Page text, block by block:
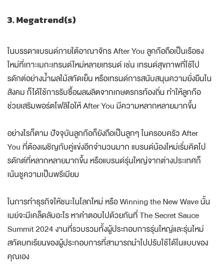
3. Megatrend(s)
ในบรรดาแบรนด์ภายใต้อาณาจักร After You ลูกก๊อถือเป็นเรือธง
ใหม่ที่เกาะเมกะเทรนด์ใหม่หลายเทรนด์ เช่น เทรนด์สุขภาพที่ใช้โป
รดักต์อย่างน้ำผลไม้สกัดเย็น หรือเทรนด์การสนับสนุนความยั่งยืนใน
สังคม ก็ได้ใช้การรับซื้อผลผลิตจากเกษตรกรท้องถิ่น ทำให้ลูกก๊อ
ช่วยเสริมพอร์ตโฟลิโอให้ After You มีความหลากหลายมากขึ้น
อย่างไรก็ตาม ปัจจุบันลูกก๊อก็ยังถือเป็นลูกๆ ในครอบครัว After
You ที่ต้องเผชิญกับคู่แข่งอีกจำนวนมาก แบรนด์น้องใหม่เริ่มคิดโป
รดักต์ที่หลากหลายมากขึ้น หรือแบรนด์รุ่นใหญ่จากต่างประเทศก็
เน้นชูความเป็นพรีเมียม
ในการทำธุรกิจให้ชนะในโลกใหม่ หรือ Winning the New Wave นั้น
เมย์จะมีเคล็ดลับอะไร หาคำตอบไปด้วยกันที่ The Secret Sauce
Summit 2024งานที่รวบรวมทั้งผู้ประกอบการรุ่นใหญ่และรุ่นใหม่
สกัดบทเรียนของผู้ประกอบการที่สามารถนำไปปรับใช้ได้ในแบบของ
คุณเอง